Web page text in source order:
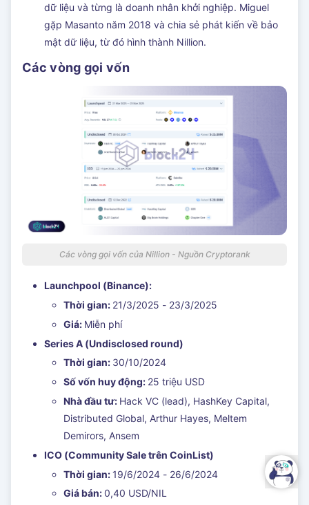
dữ liệu và từng là doanh nhân khởi nghiệp. Miguel
gặp Masanto năm 2018 và chia sẻ phát kiến về bảo
mật dữ liệu, từ đó hình thành Nillion.
Các vòng gọi vốn
Các vòng gọi vốn của Nillion - Nguồn Cryptorank
Launchpool (Binance):
Thời gian: 21/3/2025 - 23/3/2025
Giá: Miễn phí
Series A (Undisclosed round)
Thời gian: 30/10/2024
Số vốn huy động: 25 triệu USD
Nhà đầu tư: Hack VC (lead), HashKey Capital,
Distributed Global, Arthur Hayes, Meltem
Demirors, Ansem
ICO (Community Sale trên CoinList)
Thời gian: 19/6/2024 - 26/6/2024
Giá bán:0,40 USD/NIL